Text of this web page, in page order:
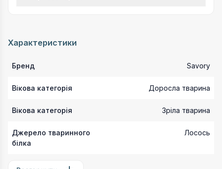
Характеристики
Бренд Savory
Вікова категорія Доросла тварина
Вікова категорія Зріла тварина
Джерело тваринного
білка
Лосось